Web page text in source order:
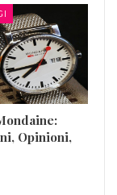
Opinioni,